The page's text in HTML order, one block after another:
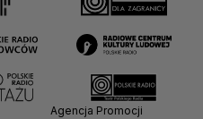
Agencja Promocji